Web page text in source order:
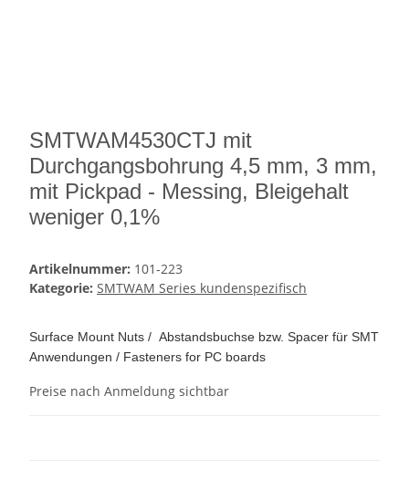
SMTWAM4530CTJ mit
Durchgangsbohrung 4,5 mm, 3 mm,
mit Pickpad - Messing, Bleigehalt
weniger 0,1%
Artikelnummer: 101-223
Kategorie: SMTWAM Series kundenspezifisch
Surface Mount Nuts / Abstandsbuchse bzw. Spacer für SMT
Anwendungen / Fasteners for PC boards
Preise nach Anmeldung sichtbar